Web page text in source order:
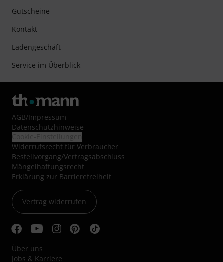
Gutscheine
Kontakt
Ladengeschäft
Service im Überblick
AGB/Impressum
Datenschutzhinweise
Widerrufsrecht für Verbraucher
Bestellvorgang/Vertragsabschluss
Mängelhaftungsrecht
Erklärung zur Barrierefreiheit
Vertrag widerrufen
Über uns
Jobs & Karriere